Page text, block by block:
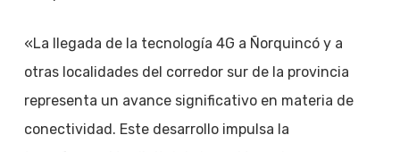
«La llegada de la tecnología 4G a Ñorquincó y a
otras localidades del corredor sur de la provincia
representa un avance significativo en materia de
conectividad. Este desarrollo impulsa la